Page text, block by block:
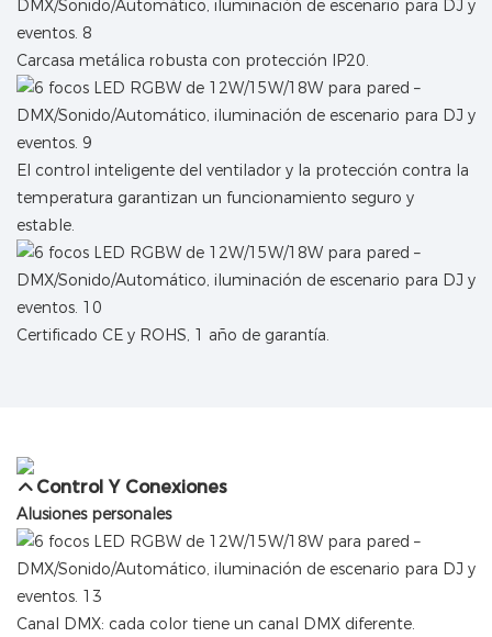
Carcasa metálica robusta con protección IP20.
El control inteligente del ventilador y la protección contra la
temperatura garantizan un funcionamiento seguro y
estable.
Certificado CE y ROHS, 1 año de garantía.
Control Y Conexiones
Alusiones personales
Canal DMX: cada color tiene un canal DMX diferente.